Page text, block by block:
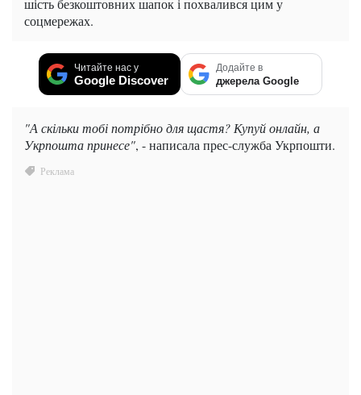
шість безкоштовних шапок і похвалився цим у
соцмережах.
Читайте нас у
Google Discover
Додайте в
джерела Google
"А скільки тобі потрібно для щастя? Купуй онлайн, а
Укрпошта принесе", - написала прес-служба Укрпошти.